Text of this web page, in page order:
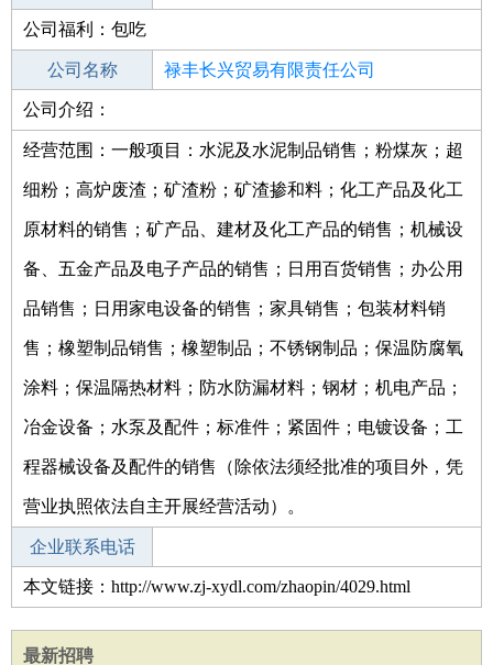
其他行业
公司福利：包吃
公司名称 禄丰长兴贸易有限责任公司
公司类型
公司介绍：
经营范围：一般项目：水泥及水泥制品销售；粉煤灰；超
细粉；高炉废渣；矿渣粉；矿渣掺和料；化工产品及化工
原材料的销售；矿产品、建材及化工产品的销售；机械设
备、五金产品及电子产品的销售；日用百货销售；办公用
品销售；日用家电设备的销售；家具销售；包装材料销
售；橡塑制品销售；橡塑制品；不锈钢制品；保温防腐氧
涂料；保温隔热材料；防水防漏材料；钢材；机电产品；
冶金设备；水泵及配件；标准件；紧固件；电镀设备；工
程器械设备及配件的销售（除依法须经批准的项目外，凭
营业执照依法自主开展经营活动）。
企业联系电话
本文链接：http://www.zj-xydl.com/zhaopin/4029.html
最新招聘